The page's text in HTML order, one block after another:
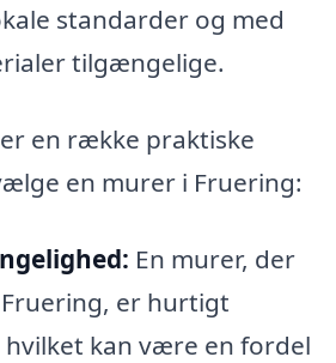
standarder og med
tilgængelige.
en række praktiske
en murer i Fruering:
En murer, der
er hurtigt
kan være en fordel